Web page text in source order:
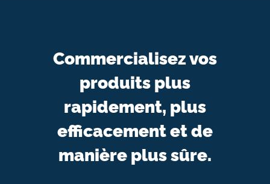
Commercialisez vos
produits plus
rapidement, plus
efficacement et de
manière plus sûre.